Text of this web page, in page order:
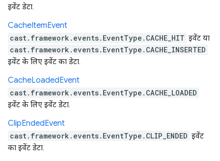
इवेंट डेटा.
CacheItemEvent
cast.framework.events.EventType.CACHE_HIT इवेंट या
cast.framework.events.EventType.CACHE_INSERTED
इवेंट के लिए इवेंट का डेटा.
CacheLoadedEvent
cast.framework.events.EventType.CACHE_LOADED
इवेंट के लिए इवेंट डेटा.
ClipEndedEvent
cast.framework.events.EventType.CLIP_ENDED इवेंट
का इवेंट डेटा.